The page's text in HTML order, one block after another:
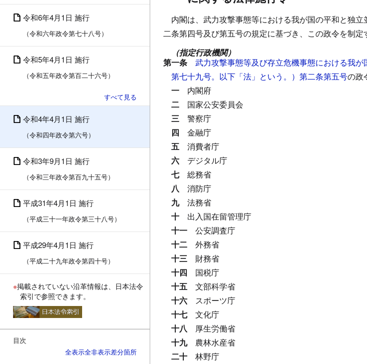
令和6年4月1日 施行
（令和六年政令第七十八号）
令和5年4月1日 施行
（令和五年政令第百二十六号）
令和4年4月1日 施行
（令和四年政令第六号）
令和3年9月1日 施行
（令和三年政令第百九十五号）
平成31年4月1日 施行
（平成三十一年政令第三十八号）
平成29年4月1日 施行
（平成二十九年政令第四十号）
※掲載されていない沿革情報は、日本法令
索引で参照できます。
目次
全表示全非表示差分箇所
内閣は、武力攻撃事態等における我が国の平和と独
二条第四号及び第五号の規定に基づき、この政令を制定
（指定行政機関）
第一条 武力攻撃事態等及び存立危機事態における我
第七十九号。以下「法」という。）第二条第五号の政
一 内閣府
二 国家公安委員会
三 警察庁
四 金融庁
五 消費者庁
六 デジタル庁
七 総務省
八 消防庁
九 法務省
十 出入国在留管理庁
十一 公安調査庁
十二 外務省
十三 財務省
十四 国税庁
十五 文部科学省
十六 スポーツ庁
十七 文化庁
十八 厚生労働省
十九 農林水産省
二十 林野庁